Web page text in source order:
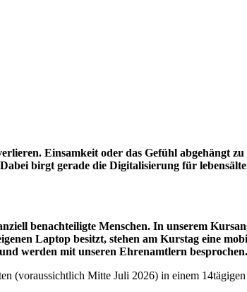
Einsamkeit oder das Gefühl abgehängt
birgt gerade die Digitalisierung für
benachteiligte Menschen. In unserem
Laptop besitzt, stehen am Kurstag eine
werden mit unseren Ehrenamtlern besprochen.
(voraussichtlich Mitte Juli 2026) in einem